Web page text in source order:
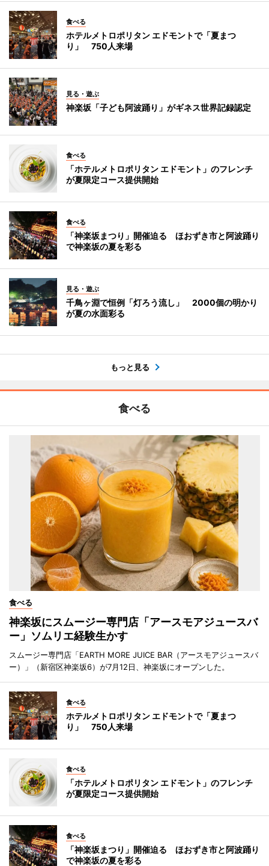
食べる
ホテルメトロポリタン エドモントで「夏まつ
り」 750人来場
見る・遊ぶ
神楽坂「子ども阿波踊り」がギネス世界記録認定
食べる
「ホテルメトロポリタン エドモント」のフレンチ
が夏限定コース提供開始
食べる
「神楽坂まつり」開催迫る ほおずき市と阿波踊り
で神楽坂の夏を彩る
見る・遊ぶ
千鳥ヶ淵で恒例「灯ろう流し」 2000個の明かり
が夏の水面彩る
もっと見る
食べる
食べる
神楽坂にスムージー専門店「アースモアジュースバ
ー」ソムリエ経験生かす
スムージー専門店「EARTH MORE JUICE BAR（アースモアジュースバ
ー）」（新宿区神楽坂6）が7月12日、神楽坂にオープンした。
食べる
ホテルメトロポリタン エドモントで「夏まつ
り」 750人来場
食べる
「ホテルメトロポリタン エドモント」のフレンチ
が夏限定コース提供開始
食べる
「神楽坂まつり」開催迫る ほおずき市と阿波踊り
で神楽坂の夏を彩る